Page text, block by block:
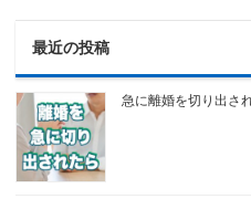
最近の投稿
急に離婚を切り出さ